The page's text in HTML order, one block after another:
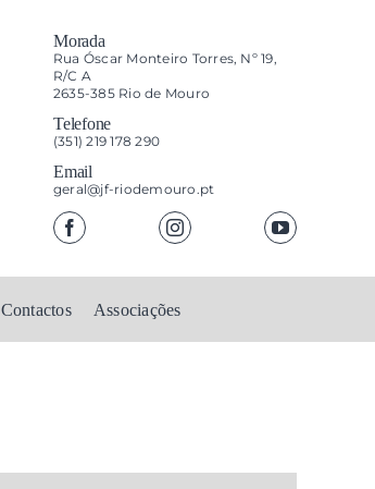
Morada
Rua Óscar Monteiro Torres, Nº 19,
R/C A
2635-385 Rio de Mouro
Telefone
(351) 219 178 290
Email
geral@jf-riodemouro.pt
Contactos Associações